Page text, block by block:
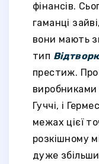
фінансів.
гаманці
вони мають
тип
престиж.
Гуччі, і
межах цієї
розкішному
дуже